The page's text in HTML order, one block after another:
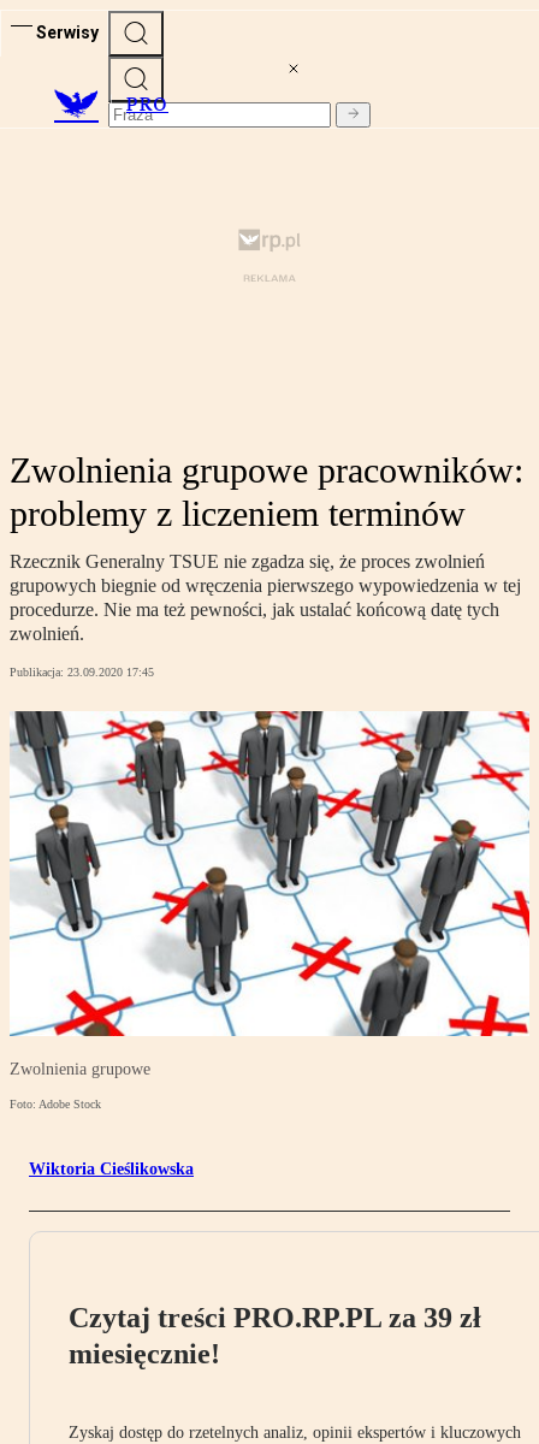
Serwisy
PRO
Zwolnienia grupowe pracowników:
problemy z liczeniem terminów
Rzecznik Generalny TSUE nie zgadza się, że proces zwolnień
grupowych biegnie od wręczenia pierwszego wypowiedzenia w tej
procedurze. Nie ma też pewności, jak ustalać końcową datę tych
zwolnień.
Publikacja: 23.09.2020 17:45
Zwolnienia grupowe
Foto: Adobe Stock
Wiktoria Cieślikowska
Czytaj treści PRO.RP.PL za 39 zł
miesięcznie!
Zyskaj dostęp do rzetelnych analiz, opinii ekspertów i kluczowych